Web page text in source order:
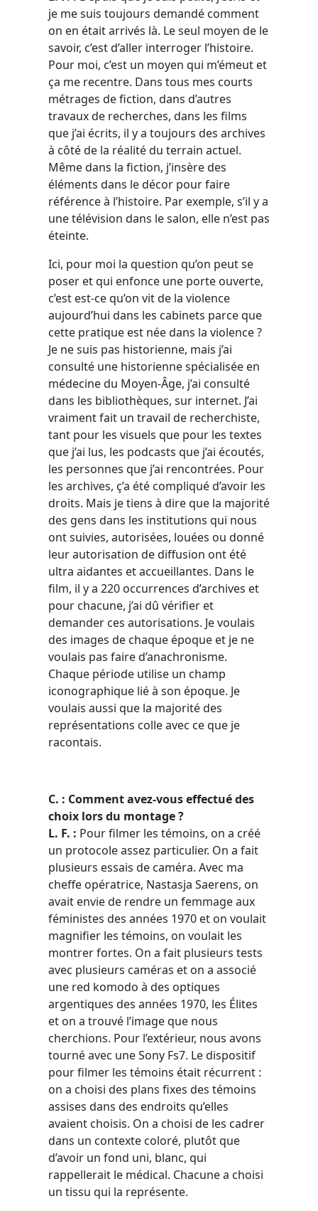
je me suis toujours demandé comment
on en était arrivés là. Le seul moyen de le
savoir, c’est d’aller interroger l’histoire.
Pour moi, c’est un moyen qui m’émeut et
ça me recentre. Dans tous mes courts
métrages de fiction, dans d’autres
travaux de recherches, dans les films
que j’ai écrits, il y a toujours des archives
à côté de la réalité du terrain actuel.
Même dans la fiction, j’insère des
éléments dans le décor pour faire
référence à l’histoire. Par exemple, s’il y a
une télévision dans le salon, elle n’est pas
éteinte.
Ici, pour moi la question qu’on peut se
poser et qui enfonce une porte ouverte,
c’est est-ce qu’on vit de la violence
aujourd’hui dans les cabinets parce que
cette pratique est née dans la violence ?
Je ne suis pas historienne, mais j’ai
consulté une historienne spécialisée en
médecine du Moyen-Âge, j’ai consulté
dans les bibliothèques, sur internet. J’ai
vraiment fait un travail de recherchiste,
tant pour les visuels que pour les textes
que j’ai lus, les podcasts que j’ai écoutés,
les personnes que j’ai rencontrées. Pour
les archives, ç’a été compliqué d’avoir les
droits. Mais je tiens à dire que la majorité
des gens dans les institutions qui nous
ont suivies, autorisées, louées ou donné
leur autorisation de diffusion ont été
ultra aidantes et accueillantes. Dans le
film, il y a 220 occurrences d’archives et
pour chacune, j’ai dû vérifier et
demander ces autorisations. Je voulais
des images de chaque époque et je ne
voulais pas faire d’anachronisme.
Chaque période utilise un champ
iconographique lié à son époque. Je
voulais aussi que la majorité des
représentations colle avec ce que je
racontais.
C. : Comment avez-vous effectué des
choix lors du montage ?
L. F. : Pour filmer les témoins, on a créé
un protocole assez particulier. On a fait
plusieurs essais de caméra. Avec ma
cheffe opératrice, Nastasja Saerens, on
avait envie de rendre un femmage aux
féministes des années 1970 et on voulait
magnifier les témoins, on voulait les
montrer fortes. On a fait plusieurs tests
avec plusieurs caméras et on a associé
une red komodo à des optiques
argentiques des années 1970, les Élites
et on a trouvé l’image que nous
cherchions. Pour l’extérieur, nous avons
tourné avec une Sony Fs7. Le dispositif
pour filmer les témoins était récurrent :
on a choisi des plans fixes des témoins
assises dans des endroits qu’elles
avaient choisis. On a choisi de les cadrer
dans un contexte coloré, plutôt que
d’avoir un fond uni, blanc, qui
rappellerait le médical. Chacune a choisi
un tissu qui la représente.